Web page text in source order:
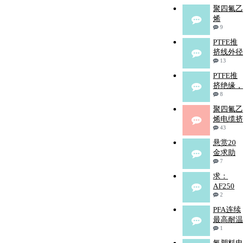
聚四氟乙
烯
9
PTFE推
挤线外径
13
PTFE推
挤绝缘，
8
聚四氟乙
烯电缆挤
43
悬赏20
金求助
7
求：
AF250
2
PFA连续
最高耐温
1